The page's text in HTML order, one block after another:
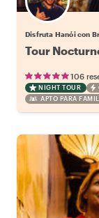
Disfruta Hanói con
Tour
106
NIGHT TOUR
APTO PARA